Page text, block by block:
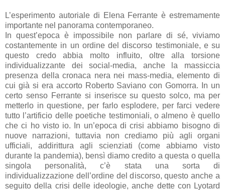
L’esperimento autoriale di Elena Ferrante è estremamente
importante nel panorama contemporaneo.
In quest’epoca è impossibile non parlare di sé, viviamo
costantemente in un ordine del discorso testimoniale, e su
questo credo abbia molto influito, oltre alla torsione
individualizzante dei social-media, anche la massiccia
presenza della cronaca nera nei mass-media, elemento di
cui già si era accorto Roberto Saviano con Gomorra. In un
certo senso Ferrante si inserisce su questo solco, ma per
metterlo in questione, per farlo esplodere, per farci vedere
tutto l’artificio delle poetiche testimoniali, o almeno è quello
che ci ho visto io. In un’epoca di crisi abbiamo bisogno di
nuove narrazioni, tuttavia non crediamo più agli organi
ufficiali, addirittura agli scienziati (come abbiamo visto
durante la pandemia), bensì diamo credito a questa o quella
singola personalità, c’è stata una sorta di
individualizzazione dell’ordine del discorso, questo anche a
seguito della crisi delle ideologie, anche dette con Lyotard